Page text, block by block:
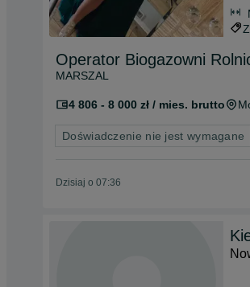
Operator Biogazowni
MARSZAL
4 806 - 8 000 zł / mies. brutto
Doświadczenie nie jest wymagane
Dzisiaj o 07:36